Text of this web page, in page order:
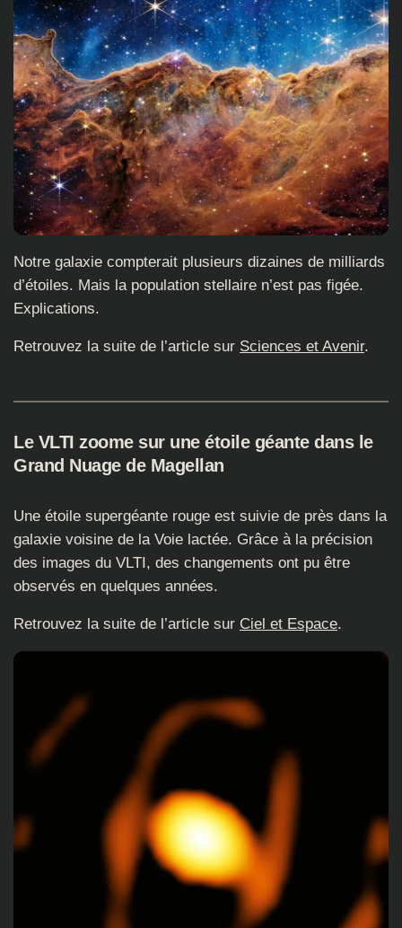
Notre galaxie compterait plusieurs dizaines de milliards
d’étoiles. Mais la population stellaire n’est pas figée.
Explications.
Retrouvez la suite de l’article sur Sciences et Avenir.
Le VLTI zoome sur une étoile géante dans le
Grand Nuage de Magellan
Une étoile supergéante rouge est suivie de près dans la
galaxie voisine de la Voie lactée. Grâce à la précision
des images du VLTI, des changements ont pu être
observés en quelques années.
Retrouvez la suite de l’article sur Ciel et Espace.